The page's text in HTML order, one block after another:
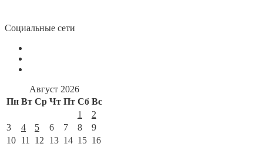
Социальные сети
Август 2026
Пн Вт Ср Чт Пт Сб Вс
1
2
3
4 5 6 7 8
9
10 11 12 13 14 15 16